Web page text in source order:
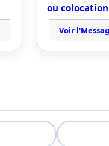
ou colocation
Voir